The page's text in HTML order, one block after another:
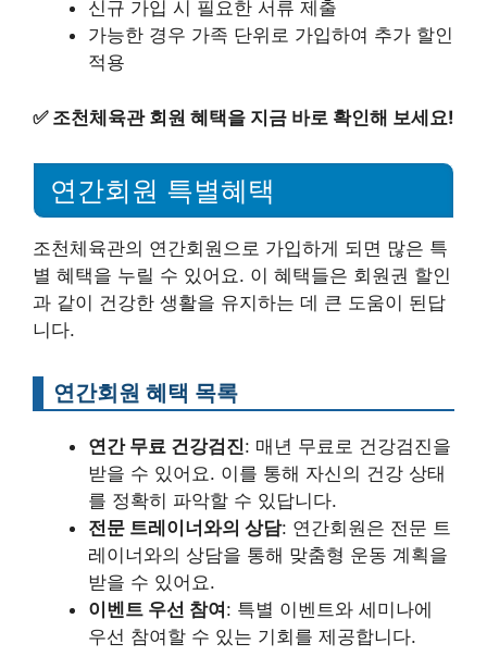
신규 가입 시 필요한 서류 제출
가능한 경우 가족 단위로 가입하여 추가 할인
적용
✅ 조천체육관 회원 혜택을 지금 바로 확인해 보세요!
연간회원 특별혜택
조천체육관의 연간회원으로 가입하게 되면 많은 특
별 혜택을 누릴 수 있어요. 이 혜택들은 회원권 할인
과 같이 건강한 생활을 유지하는 데 큰 도움이 된답
니다.
연간회원 혜택 목록
연간 무료 건강검진: 매년 무료로 건강검진을
받을 수 있어요. 이를 통해 자신의 건강 상태
를 정확히 파악할 수 있답니다.
전문 트레이너와의 상담: 연간회원은 전문 트
레이너와의 상담을 통해 맞춤형 운동 계획을
받을 수 있어요.
이벤트 우선 참여 : 특별 이벤트와 세미나에
우선 참여할 수 있는 기회를 제공합니다.